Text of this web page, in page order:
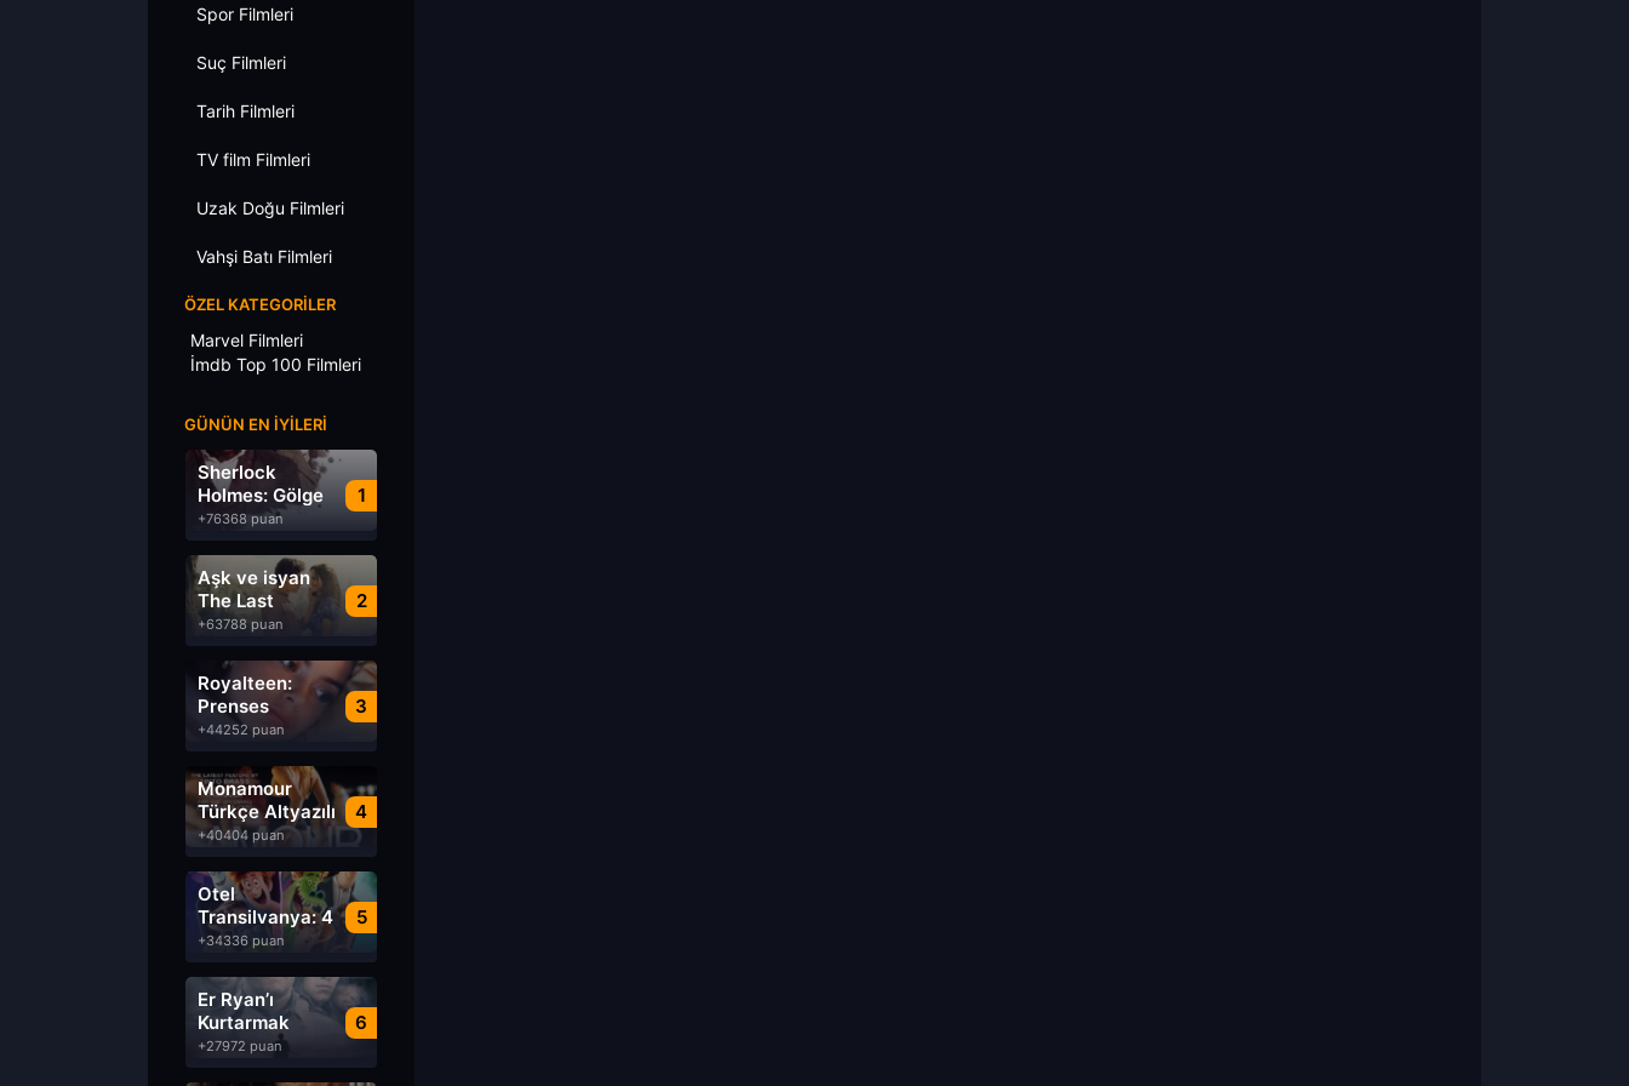
Spor Filmleri
Suç Filmleri
Tarih Filmleri
TV film Filmleri
Uzak Doğu Filmleri
Vahşi Batı Filmleri
ÖZEL KATEGORILER
Marvel Filmleri
İmdb Top 100 Filmleri
GÜNÜN EN İYILERI
1
Sherlock
Holmes: Gölge
Oyunları
+76368 puan
2
Aşk ve isyan
The Last
Parasido izle
+63788 puan
3
Royalteen:
Prenses
Margrethe izle
+44252 puan
4
Monamour
Türkçe Altyazılı
izle
+40404 puan
5
Otel
Transilvanya: 4
Transformanya
izle
+34336 puan
6
Er Ryan’ı
Kurtarmak
Saving Private
Ryan Türkçe
+27972 puan